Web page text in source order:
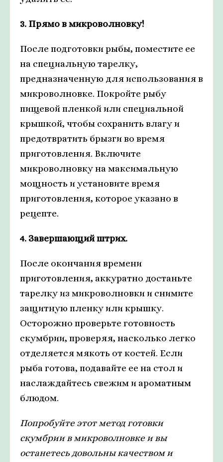
3. Прямо в микроволновку!
После подготовки рыбы, поместите ее
на специальную тарелку,
предназначенную для использования в
микроволновке. Покройте рыбу
пищевой пленкой или специальной
крышкой, чтобы сохранить влагу и
предотвратить брызги во время
приготовления. Включите
микроволновку на максимальную
мощность и установите время
приготовления, которое указано в
рецепте.
4. Завершающий штрих.
После окончания времени
приготовления, аккуратно достаньте
тарелку из микроволновки и снимите
защитную пленку или крышку.
Осторожно проверьте готовность
скумбрии, проверяя, насколько легко
отделяется мякоть от костей. Если
рыба готова, подавайте ее на стол и
наслаждайтесь свежим и ароматным
блюдом.
Попробуйте этот метод готовки
скумбрии в микроволновке и вы
останетесь довольны качеством и